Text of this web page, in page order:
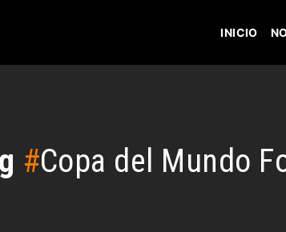
INICIO
#Copa del Mundo